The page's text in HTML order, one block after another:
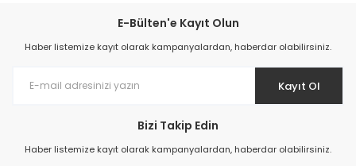
E-Bülten'e Kayıt Olun
Haber listemize kayıt olarak kampanyalardan, haberdar olabilirsiniz.
Kayıt Ol
Bizi Takip Edin
Haber listemize kayıt olarak kampanyalardan, haberdar olabilirsiniz.